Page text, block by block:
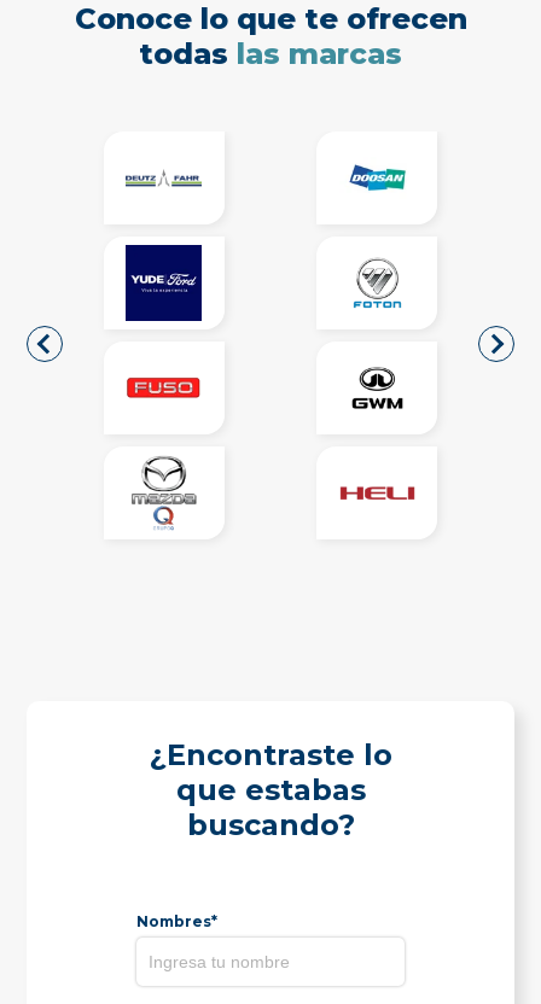
Conoce lo que te ofrecen
todas las marcas
¿Encontraste lo
que estabas
buscando?
Nombres*